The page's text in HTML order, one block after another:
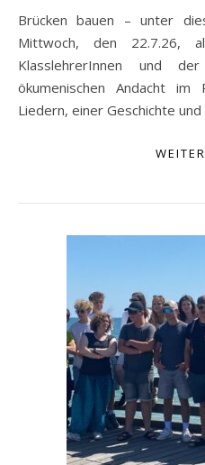
Brücken bauen – unter diesem Motto trafen sich am
Mittwoch, den 22.7.26,
KlasslehrerInnen und
ökumenischen Andacht
Liedern, einer Geschichte